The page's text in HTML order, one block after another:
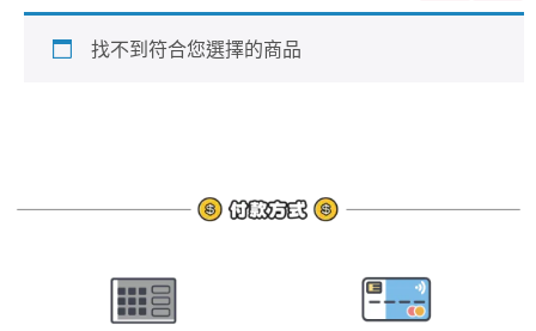
找不到符合您選擇的商品